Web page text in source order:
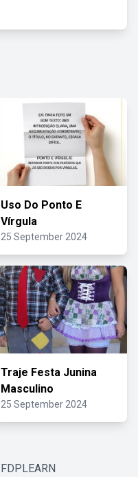
Uso Do Ponto E
Vírgula
25 September 2024
Traje Festa Junina
Masculino
25 September 2024
FDPLEARN